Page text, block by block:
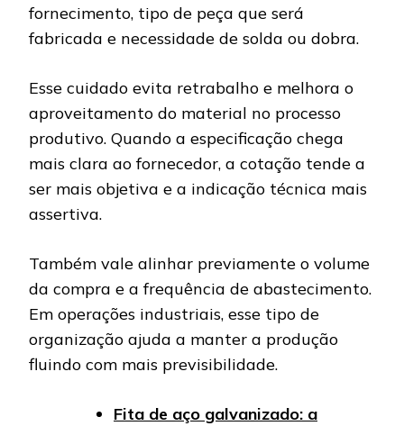
fornecimento, tipo de peça que será
fabricada e necessidade de solda ou dobra.
Esse cuidado evita retrabalho e melhora o
aproveitamento do material no processo
produtivo. Quando a especificação chega
mais clara ao fornecedor, a cotação tende a
ser mais objetiva e a indicação técnica mais
assertiva.
Também vale alinhar previamente o volume
da compra e a frequência de abastecimento.
Em operações industriais, esse tipo de
organização ajuda a manter a produção
fluindo com mais previsibilidade.
Fita de aço galvanizado: a